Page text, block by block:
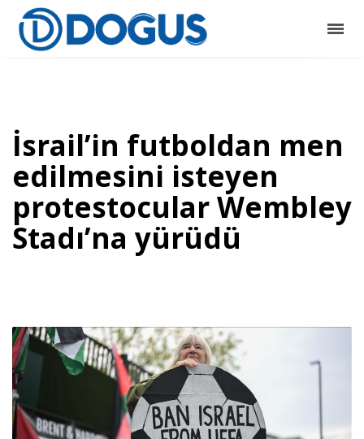
İsrail’in futboldan men
edilmesini isteyen
protestocular Wembley
Stadı’na yürüdü